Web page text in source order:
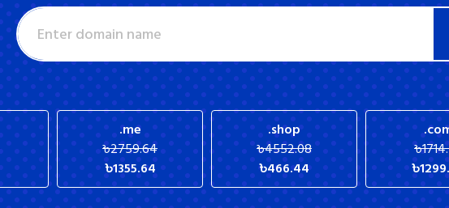
.me
৳2759.64
৳1355.64
.shop
৳4552.08
৳466.44
৳
৳